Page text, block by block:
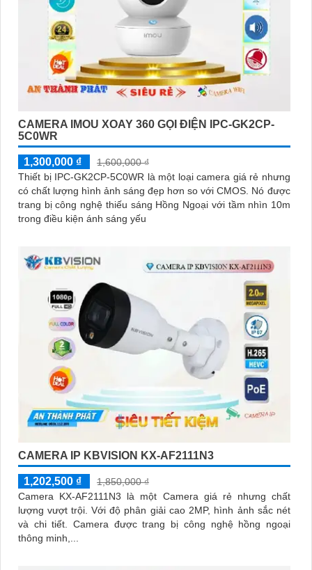
CAMERA IMOU XOAY 360 GỌI ĐIỆN IPC-GK2CP-
5C0WR
1,300,000 ₫
1,600,000 ₫
Thiết bị IPC-GK2CP-5C0WR là một loại camera giá rẻ nhưng
có chất lượng hình ảnh sáng đẹp hơn so với CMOS. Nó được
trang bị công nghệ thiếu sáng Hồng Ngoại với tầm nhìn 10m
trong điều kiện ánh sáng yếu
CAMERA IP KBVISION KX-AF2111N3
1,202,500 ₫
1,850,000 ₫
Camera KX-AF2111N3 là một Camera giá rẻ nhưng chất
lượng vượt trội. Với độ phân giải cao 2MP, hình ảnh sắc nét
và chi tiết. Camera được trang bị công nghệ hồng ngoại
thông minh,...